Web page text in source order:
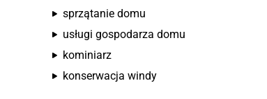
sprzątanie domu
usługi gospodarza domu
kominiarz
konserwacja windy